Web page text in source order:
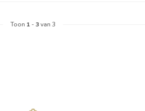
Toon 1 -3van 3